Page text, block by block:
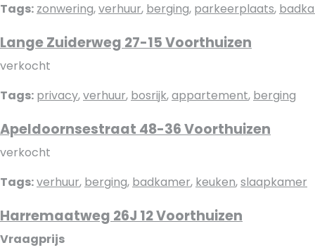
Tags: zonwering,verhuur, berging, parkeerplaats,
Lange Zuiderweg 27-15 Voorthuizen
verkocht
Tags: privacy,verhuur, bosrijk,appartement, berging
Apeldoornsestraat 48-36 Voorthuizen
verkocht
Tags:verhuur, berging, badkamer, keuken,slaapkamer
Harremaatweg 26J 12 Voorthuizen
Vraagprijs